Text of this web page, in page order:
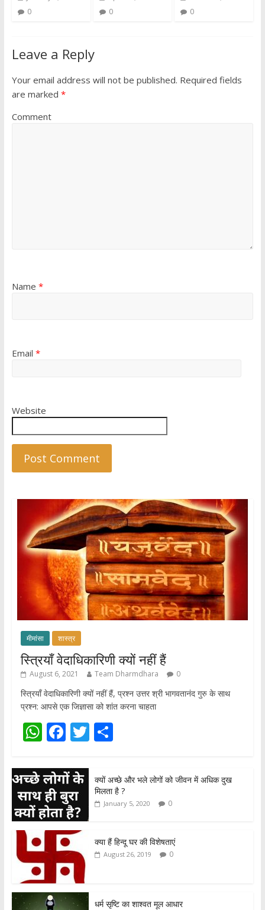
0
0
0
Leave a Reply
Your email address will not be published. Required fields
are marked *
Comment
Name *
Email *
Website
मीमांसा शास्त्र
स्त्रियाँ वेदाधिकारिणी क्यों नहीं हैं
August 6, 2021 Team Dharmdhara 0
स्त्रियाँ वेदाधिकारिणी क्यों नहीं हैं, प्रश्न उत्तर श्री भागवतानंद गुरु के साथ
प्रश्न: आपसे एक जिज्ञासा को शांत करना चाहता
W
at
s
A
p
p
F
e
b
o
o
k
T
itt
er
S
ar
e
क्यों अच्छे और भले लोगों को जीवन में अधिक दुख
मिलता है ?
January 5, 2020 0
क्या हैं हिन्दू घर की विशेषताएं
August 26, 2019 0
धर्म सृष्टि का शाश्वत मूल आधार